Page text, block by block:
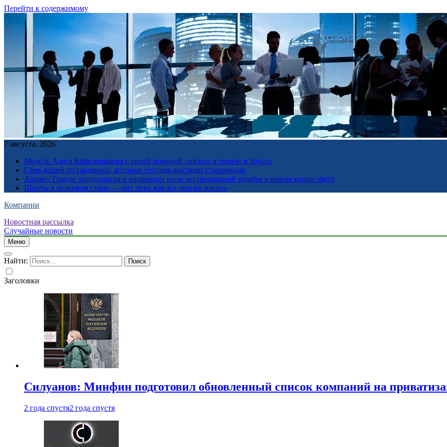
Перейти к содержимому
7 августа, 2026
Модель Алеся Кафельникова с синей помадой снялась в тренче и трусах
Семь вещей из гардероба, которые сегодня выглядят старомодно
Ариану Гранде заподозрили в анорексии из-за экстремальной худобы в новом клипе: фото
Шорты в бельевом стиле — хит лета: как и с чем их носить
Компании
Новостная рассылка
Случайные новости
Меню
Найти:
Заголовки
Силуанов: Минфин подготовил обновленный список компаний на
2 года спустя2 года спустя